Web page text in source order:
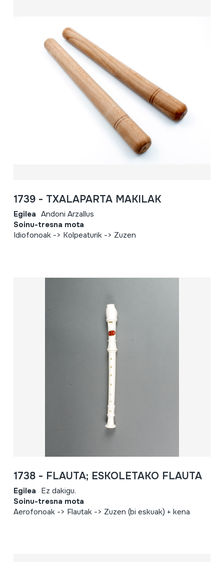
1739 - TXALAPARTA MAKILAK
Egilea Andoni Arzallus
Soinu-tresna mota
Idiofonoak -> Kolpeaturik -> Zuzen
1738 - FLAUTA; ESKOLETAKO FLAUTA
Egilea Ez dakigu.
Soinu-tresna mota
Aerofonoak -> Flautak -> Zuzen (bi eskuak) + kena